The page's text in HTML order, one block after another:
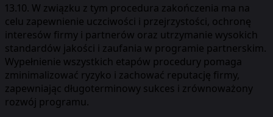
13.10. W związku z tym procedura zakończenia ma na
celu zapewnienie uczciwości i przejrzystości, ochronę
interesów firmy i partnerów oraz utrzymanie wysokich
standardów jakości i zaufania w programie partnerskim.
Wypełnienie wszystkich etapów procedury pomaga
zminimalizować ryzyko i zachować reputację firmy,
zapewniając długoterminowy sukces i zrównoważony
rozwój programu.